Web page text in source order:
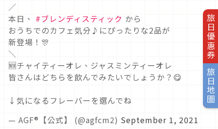
旅日優惠券
旅日地圖
／
本日、 #ブレンディスティック から
おうちでのカフェ気分♪にぴったりな2品が
新登場！🎊
＼
🆕チャイティーオレ、ジャスミンティーオレ
皆さんはどちらを飲んでみたいでしょうか？😋
↓気になるフレーバーを選んでね
— AGF®【公式】 (@agfcm2) September 1, 2021